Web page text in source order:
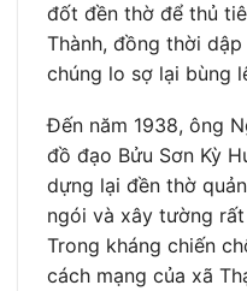
đốt đền thờ để thủ
Thành, đồng thời
chúng lo sợ lại bùng
Đến năm 1938, ông
đồ đạo Bửu Sơn Kỳ
dựng lại đền thờ
ngói và xây tường
Trong kháng chiến
cách mạng của xã